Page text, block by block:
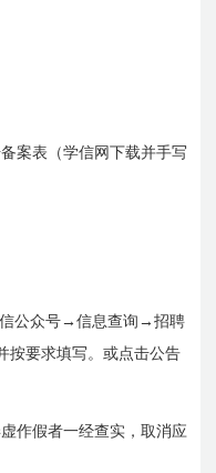
案表（学信网下载并手写
信公众号→信息查询→招聘
按要求填写。或点击公告
作假者一经查实，取消应